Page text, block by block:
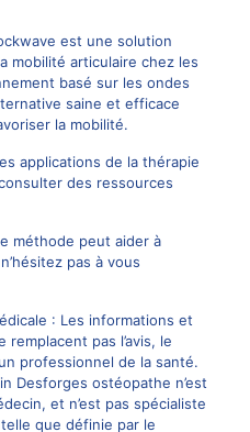
est une solution
mobilité articulaire chez les
basé sur les ondes
saine et efficace
la mobilité.
applications de la thérapie
des ressources
méthode peut aider à
pas à vous
: Les informations et
pas l’avis, le
professionnel de la santé.
Desforges ostéopathe n’est
et n’est pas spécialiste
que définie par le